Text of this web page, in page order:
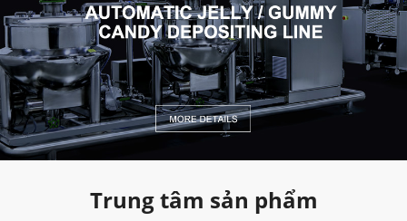
Trung tâm sản phẩm